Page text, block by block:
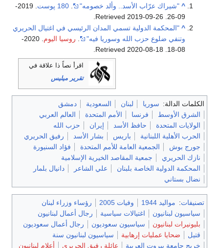
^ "شيراك عرّاب الأسد.. وألد خصومه" 180 پوست
. 2019-
09-26
2019-09-26
^ "المحكمة الدولية تسمي المدان الرئيسي في اغتيال الحريري
وتنفي ضلوع حزب الله وسوريا فيه"
. روسيا اليوم
. 2020-
08-18
. Retrieved
2020-08-18
.
اقرأ نصاً ذا علاقة في
تقرير ميليس
الكلمات الدالة: سوريا لبنان السعودية
دمشق
الشرق الأوسط
فرنسا الأمم المتحدة
العالم العربي
الولايات المتحدة
حافظ الأسد إيران
حزب الله
الحرب الأهلية اللبنانية
باريس بشار الأسد
رفيق الحريري
جورج بوش
الجمعية العامة للأمم المتحدة
فؤاد السنيورة
نازك الحريري
جمعية المقاصد الخيرية الإسلامية‌
المحكمة الدولية الخاصة بلبنان
علي الشاعر
دانيال بلمار
نضال بستاني
تصنيفات: مواليد 1944 وفيات 2005
رؤساء وزراء لبنان
سياسيون لبنانيون
اغتيالات سياسية
رجال أعمال لبنانيون
بليونيرات لبنانيون
سياسيون سعوديون
رجال أعمال سعوديون
قتيل
ضحايا عمليات إرهابية
سياسيون لبنانيون سنة
خريج جامعة بيروت العربية
عائلة رفيق الحريري
أعلام لبنانيون